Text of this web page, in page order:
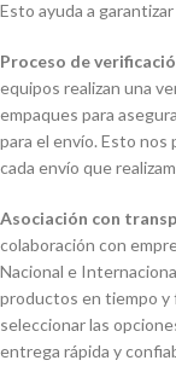
Esto ayuda a
Proceso de
equipos realizan una
empaques para
para el envío. Esto
cada envío que
Asociación con
colaboración con
Nacional e
productos en tiempo y
seleccionar las
entrega rápida y